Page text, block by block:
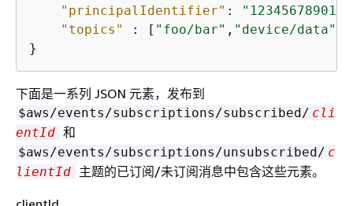
"principalIdentifier" :
"topics"
: [ "foo/bar" , "device/data"
}
下面是一系列 JSON 元素，发布到
$aws/events/subscriptions/subscribed/ cli
entId 和
$aws/events/subscriptions/unsubscribed/ c
lientId 主题的已订阅/未订阅消息中包含这些元素。